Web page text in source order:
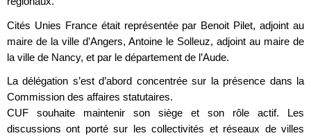
Cités Unies France était représentée par Benoit Pilet, adjoint au
maire de la ville d’Angers, Antoine le Solleuz, adjoint au maire de
la ville de Nancy, et par le département de l’Aude.
La délégation s’est d’abord concentrée sur la présence dans la
Commission des affaires statutaires.
CUF souhaite maintenir son siège et son rôle actif. Les
discussions ont porté sur les collectivités et réseaux de villes